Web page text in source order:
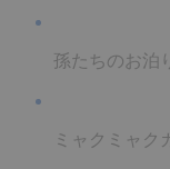
孫たちのお泊
ミャクミャ